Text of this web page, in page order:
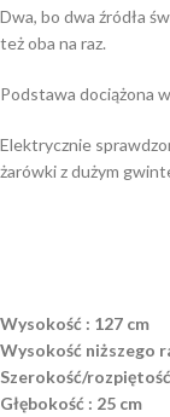
Dwa, bo dwa źródła
też oba na raz.
Podstawa dociążona
Elektrycznie
żarówki z dużym
Wysokość : 127 cm
Wysokość niższego
Szerokość/
Głębokość : 25 cm